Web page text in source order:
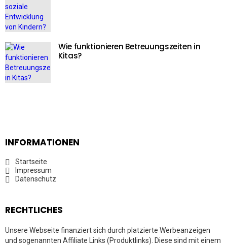
Wie funktionieren Betreuungszeiten in
Kitas?
INFORMATIONEN
Startseite
Impressum
Datenschutz
RECHTLICHES
Unsere Webseite finanziert sich durch platzierte Werbeanzeigen
und sogenannten Affiliate Links (Produktlinks). Diese sind mit einem